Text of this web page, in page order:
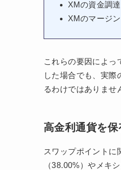
XMの資金調
XMのマージ
これらの要因によっ
した場合でも、実
るわけではありませ
高金利通貨を
スワップポイントに
（38.00%）やメキ